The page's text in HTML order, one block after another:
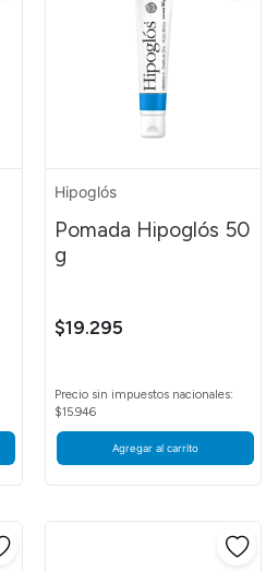
Hipoglós
Pomada Hipoglós 50
g
$19.295
Precio sin impuestos nacionales:
$15.946
Agregar al carrito